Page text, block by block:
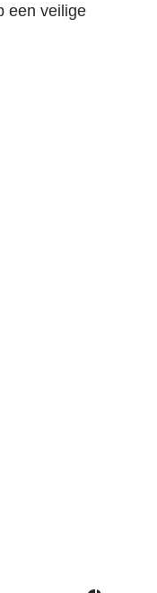
een veilige